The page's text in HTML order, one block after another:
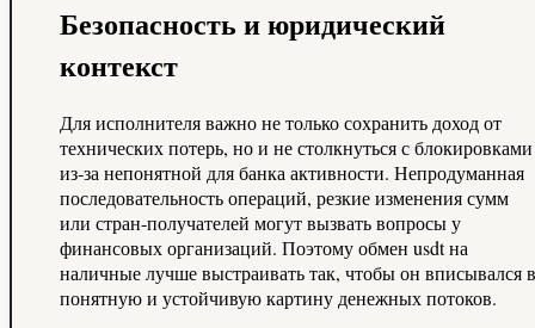
Безопасность и юридический
контекст
Для исполнителя важно не только сохранить доход от
технических потерь, но и не столкнуться с блокировками
из‑за непонятной для банка активности. Непродуманная
последовательность операций, резкие изменения сумм
или стран‑получателей могут вызвать вопросы у
финансовых организаций. Поэтому обмен usdt на
наличные лучше выстраивать так, чтобы он вписывался в
понятную и устойчивую картину денежных потоков.